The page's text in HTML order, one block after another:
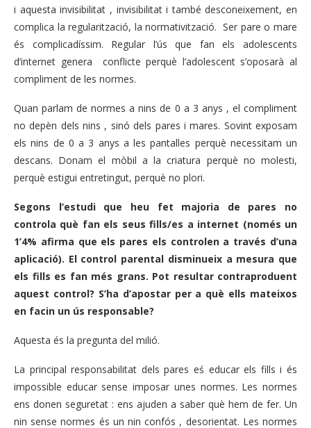
i aquesta invisibilitat , invisibilitat i també desconeixement, en
complica la regularització, la normativització. Ser pare o mare
és complicadíssim. Regular l’ús que fan els adolescents
d’internet genera conflicte perquè l’adolescent s’oposarà al
compliment de les normes.
Quan parlam de normes a nins de 0 a 3 anys , el compliment
no depèn dels nins , sinó dels pares i mares. Sovint exposam
els nins de 0 a 3 anys a les pantalles perquè necessitam un
descans. Donam el mòbil a la criatura perquè no molesti,
perquè estigui entretingut, perquè no plori.
Segons l’estudi que heu fet majoria de pares no
controla què fan els seus fills/es a internet (només un
1’4% afirma que els pares els controlen a través d’una
aplicació). El control parental disminueix a mesura que
els fills es fan més grans. Pot resultar contraproduent
aquest control? S’ha d’apostar per a què ells mateixos
en facin un ús responsable?
Aquesta és la pregunta del milió.
La principal responsabilitat dels pares eś educar els fills i és
impossible educar sense imposar unes normes. Les normes
ens donen seguretat : ens ajuden a saber què hem de fer. Un
nin sense normes és un nin confós , desorientat. Les normes